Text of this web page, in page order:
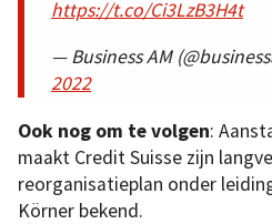
https://t.co/Ci3LzB3H4t
— Business AM
2022
Ook nog om te volgen:
maakt Credit Suisse zijn
reorganisatieplan onder
Körner bekend.